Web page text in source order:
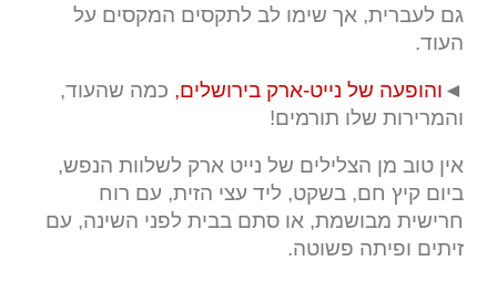
גם לעברית, אך שימו לב לתקסים המקסים על
העוד.
◄ והופעה של נייט-ארק בירושלים, כמה שהעוד,
והמרירות שלו תורמים!
אין טוב מן הצלילים של נייט ארק לשלוות הנפש,
ביום קיץ חם, בשקט, ליד עצי הזית, עם רוח
חרישית מבושמת, או סתם בבית לפני השינה, עם
זיתים ופיתה פשוטה.